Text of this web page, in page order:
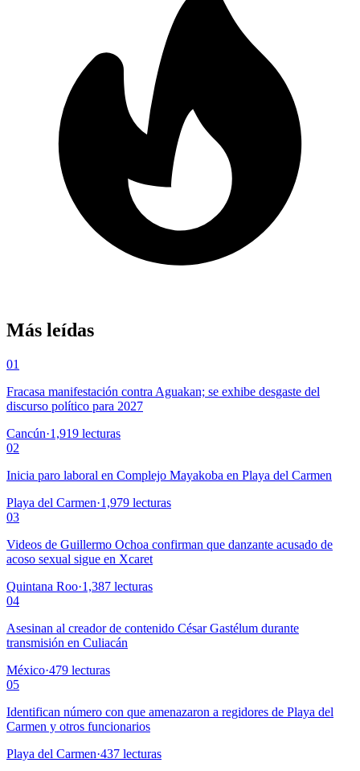
Más leídas
01
Fracasa manifestación contra Aguakan; se exhibe desgaste del
discurso político para 2027
Cancún·1,919 lecturas
02
Inicia paro laboral en Complejo Mayakoba en Playa del Carmen
Playa del Carmen·1,979 lecturas
03
Videos de Guillermo Ochoa confirman que danzante acusado de
acoso sexual sigue en Xcaret
Quintana Roo·1,387 lecturas
04
Asesinan al creador de contenido César Gastélum durante
transmisión en Culiacán
México·479 lecturas
05
Identifican número con que amenazaron a regidores de Playa del
Carmen y otros funcionarios
Playa del Carmen·437 lecturas